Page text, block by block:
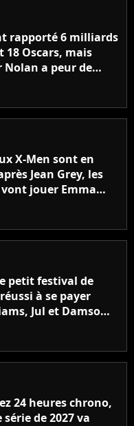
rapporté 6 milliards
18 Oscars, mais
Nolan a peur de
de films très
X-Men sont en
Jean Grey, les
jouer Emma
trouvés !
petit festival de
à se payer
Jul et Damso
24 heures chrono,
de 2027 va